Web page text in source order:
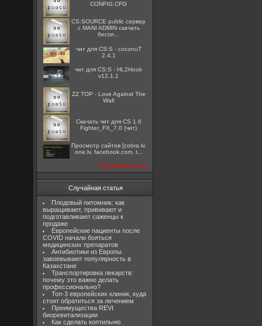
CONFIG.CFG
CS:SOURCE public сервер
с MANI ADMIN скачать
беспл...
чит для CS:S - coconuT
2.4.1
чит для CS:S - HL2Hook
v12.1.1
ZZ TOP - Love Against The
Wall
Скачать чит для CS 1.6
Fighter_FX_7.0 (чит)
Просмотр сайтов [cobra.lv,
one.lv, facebook.com, t...
посмотреть все
Случайная статья
Плодовый питомник: как
выращивают, прививают и
подготавливают саженцы к
продаже
Европейские пациенты после
COVID начали бояться
медицинских препаратов
Антибиотики из Европы
завоевывают популярность в
Казахстане
Транспортировка лекарств:
почему это важно делать
профессионально?
Топ-3 европейских клиник, куда
стоит обратиться за лечением
Преимущества REVI
биоревитализации
Как сделать коптильню